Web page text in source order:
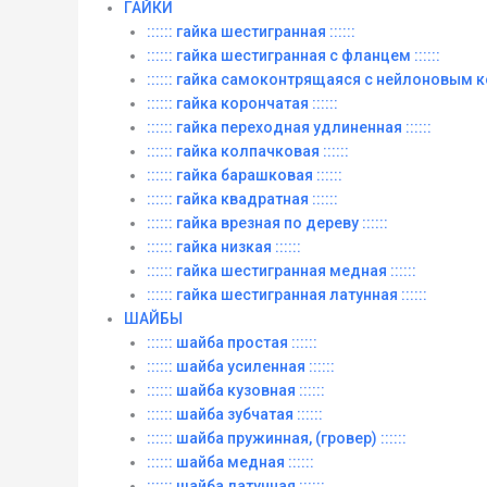
ГАЙКИ
:::::: гайка шестигранная ::::::
:::::: гайка шестигранная с фланцем ::::::
:::::: гайка самоконтрящаяся с нейлоновым
:::::: гайка корончатая ::::::
:::::: гайка переходная удлиненная ::::::
:::::: гайка колпачковая ::::::
:::::: гайка барашковая ::::::
:::::: гайка квадратная ::::::
:::::: гайка врезная по дереву ::::::
:::::: гайка низкая ::::::
:::::: гайка шестигранная медная ::::::
:::::: гайка шестигранная латунная ::::::
ШАЙБЫ
:::::: шайба простая ::::::
:::::: шайба усиленная ::::::
:::::: шайба кузовная ::::::
:::::: шайба зубчатая ::::::
:::::: шайба пружинная, (гровер) ::::::
:::::: шайба медная ::::::